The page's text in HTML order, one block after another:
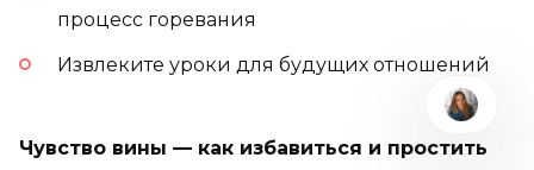
процесс горевания
Извлеките уроки для будущих отношений
Чувство вины — как избавиться и простить